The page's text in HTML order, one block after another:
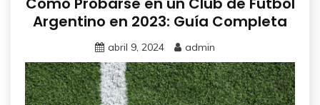
Argentino en 2023: Guía Completa
abril 9, 2024 admin